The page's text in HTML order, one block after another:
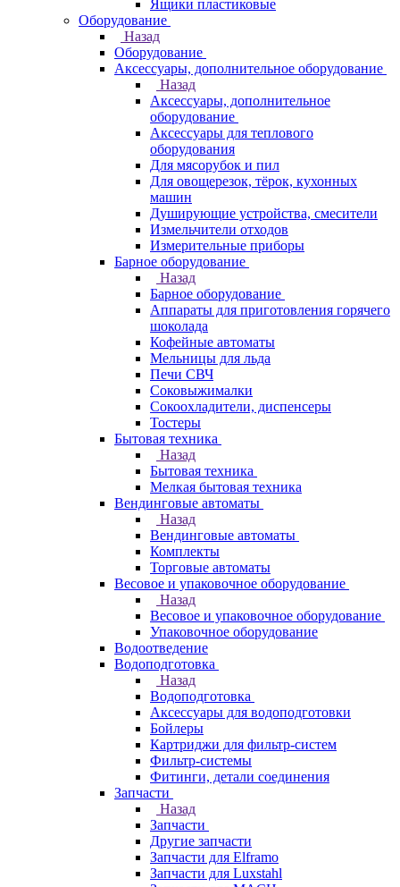
Ящики пластиковые
Оборудование
Назад
Оборудование
Аксессуары, дополнительное оборудование
Назад
Аксессуары, дополнительное
оборудование
Аксессуары для теплового
оборудования
Для мясорубок и пил
Для овощерезок, тёрок, кухонных
машин
Душирующие устройства, смесители
Измельчители отходов
Измерительные приборы
Барное оборудование
Назад
Барное оборудование
Аппараты для приготовления горячего
шоколада
Кофейные автоматы
Мельницы для льда
Печи СВЧ
Соковыжималки
Сокоохладители, диспенсеры
Тостеры
Бытовая техника
Назад
Бытовая техника
Мелкая бытовая техника
Вендинговые автоматы
Назад
Вендинговые автоматы
Комплекты
Торговые автоматы
Весовое и упаковочное оборудование
Назад
Весовое и упаковочное оборудование
Упаковочное оборудование
Водоотведение
Водоподготовка
Назад
Водоподготовка
Аксессуары для водоподготовки
Бойлеры
Картриджи для фильтр-систем
Фильтр-системы
Фитинги, детали соединения
Запчасти
Назад
Запчасти
Другие запчасти
Запчасти для Elframo
Запчасти для Luxstahl